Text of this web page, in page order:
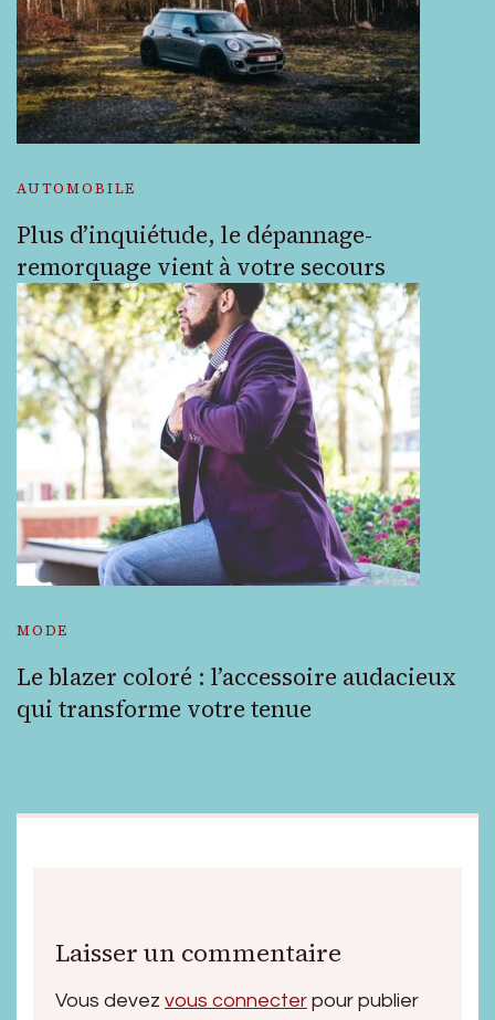
AUTOMOBILE
Plus d’inquiétude, le dépannage-
remorquage vient à votre secours
MODE
Le blazer coloré : l’accessoire audacieux
qui transforme votre tenue
Laisser un commentaire
Vous devez vous connecter pour publier